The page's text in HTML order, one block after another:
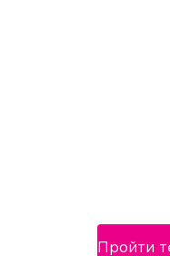
Пройти